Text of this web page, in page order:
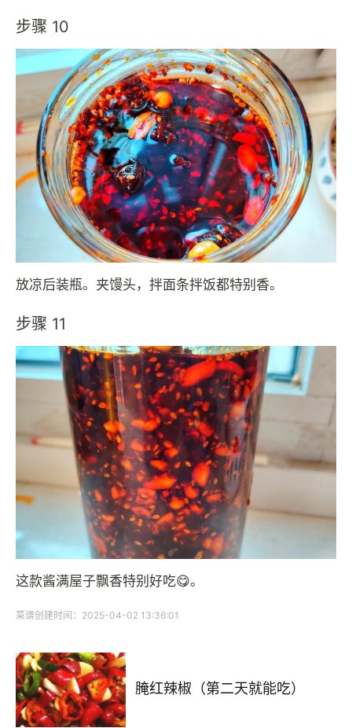
步骤 10
放凉后装瓶。夹馒头，拌面条拌饭都特别香。
步骤 11
这款酱满屋子飘香特别好吃😋。
菜谱创建时间：2025-04-02 13:36:01
腌红辣椒（第二天就能吃）